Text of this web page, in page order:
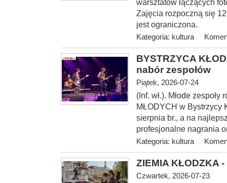
warsztatów łączących
Zajęcia rozpoczną się
jest ograniczona.
Kategoria: kultura
BYSTRZYCA
nabór zespołów
Piątek, 2026-07-24
(Inf. wł.). Młode
MŁODYCH w Bystrzycy
sierpnia br., a na
profesjonalne nagrania
Kategoria: kultura
ZIEMIA KŁODZKA
Czwartek, 2026-07-23